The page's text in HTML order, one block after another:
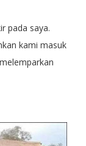
pada saya.
kami masuk